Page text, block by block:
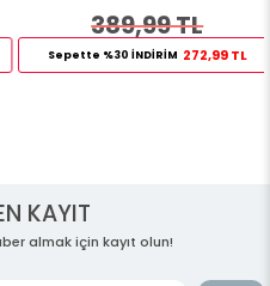
389,99 TL
Sepette %30 İNDİRİM 272,99 TL
KAYIT
almak için kayıt olun!